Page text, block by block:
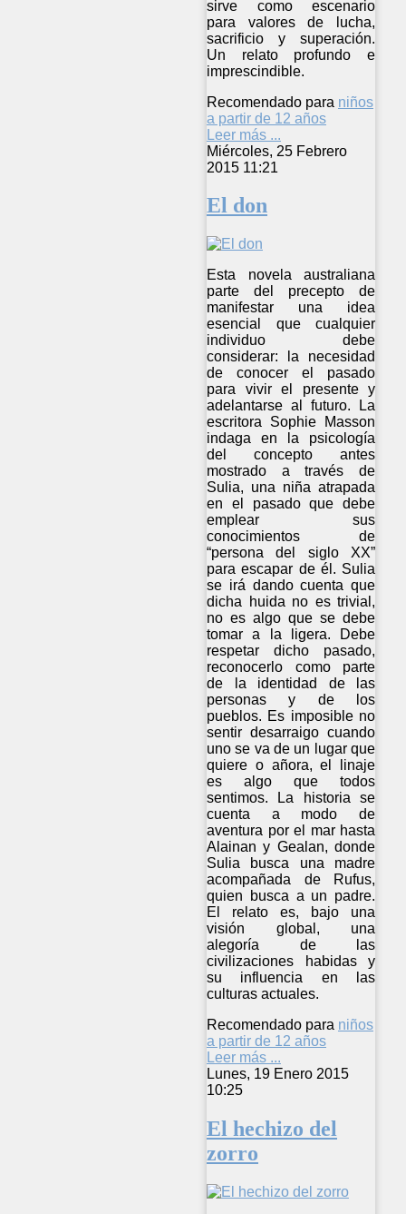
sirve como escenario
para valores de lucha,
sacrificio y superación.
Un relato profundo e
imprescindible.
Recomendado para niños
a partir de 12 años
Leer más ...
Miércoles, 25 Febrero
2015 11:21
El don
Esta novela australiana
parte del precepto de
manifestar una idea
esencial que cualquier
individuo debe
considerar: la necesidad
de conocer el pasado
para vivir el presente y
adelantarse al futuro. La
escritora Sophie Masson
indaga en la psicología
del concepto antes
mostrado a través de
Sulia, una niña atrapada
en el pasado que debe
emplear sus
conocimientos de
“persona del siglo XX”
para escapar de él. Sulia
se irá dando cuenta que
dicha huida no es trivial,
no es algo que se debe
tomar a la ligera. Debe
respetar dicho pasado,
reconocerlo como parte
de la identidad de las
personas y de los
pueblos. Es imposible no
sentir desarraigo cuando
uno se va de un lugar que
quiere o añora, el linaje
es algo que todos
sentimos. La historia se
cuenta a modo de
aventura por el mar hasta
Alainan y Gealan, donde
Sulia busca una madre
acompañada de Rufus,
quien busca a un padre.
El relato es, bajo una
visión global, una
alegoría de las
civilizaciones habidas y
su influencia en las
culturas actuales.
Recomendado para niños
a partir de 12 años
Leer más ...
Lunes, 19 Enero 2015
10:25
El hechizo del
zorro